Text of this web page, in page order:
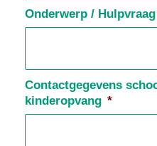
Onderwerp / Hulpvraag
Contactgegevens
kinderopvang *